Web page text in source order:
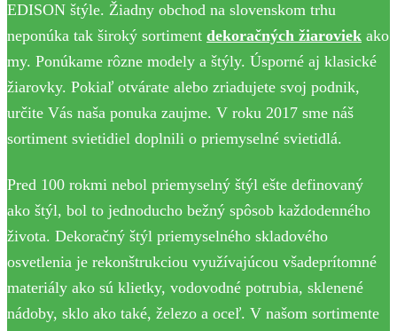
EDISON štýle. Žiadny obchod na slovenskom trhu
neponúka tak široký sortiment dekoračných žiaroviek ako
my. Ponúkame rôzne modely a štýly. Úsporné aj klasické
žiarovky. Pokiaľ otvárate alebo zriadujete svoj podnik,
určite Vás naša ponuka zaujme. V roku 2017 sme náš
sortiment svietidiel doplnili o priemyselné svietidlá.
Pred 100 rokmi nebol priemyselný štýl ešte definovaný
ako štýl, bol to jednoducho bežný spôsob každodenného
života. Dekoračný štýl priemyselného skladového
osvetlenia je rekonštrukciou využívajúcou všadeprítomné
materiály ako sú klietky, vodovodné potrubia, sklenené
nádoby, sklo ako také, železo a oceľ. V našom sortimente